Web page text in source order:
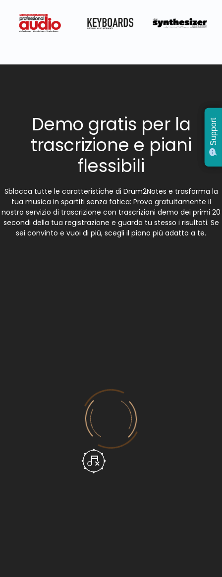
Demo gratis per la
trascrizione e piani
flessibili
Sblocca tutte le caratteristiche di Drum2Notes e trasforma la
tua musica in spartiti senza fatica: Prova gratuitamente il
nostro servizio di trascrizione con trascrizioni demo dei primi 20
secondi della tua registrazione e guarda tu stesso i risultati. Se
sei convinto e vuoi di più, scegli il piano più adatto a te.
Support
Support